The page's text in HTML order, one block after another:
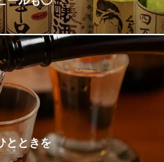
歩2分
阪店7F
385円（税込）でお楽しみいただ
【新潟】越の誉、【熊本】美
和の国など、自慢の海鮮炉ば
ナップ。お酒好きの集まりや難
適です。
屋
とときを